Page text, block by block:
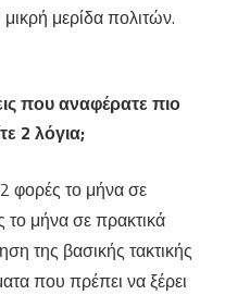
μερίδα πολιτών.
που αναφέρατε πιο
2 λόγια;
φορές το μήνα σε
το μήνα σε πρακτικά
της βασικής τακτικής
που πρέπει να ξέρει